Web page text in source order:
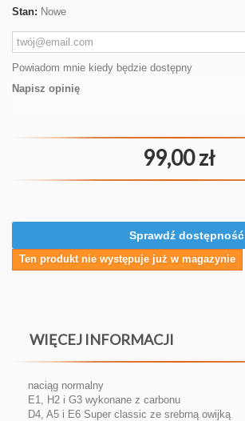
Stan: Nowe
Powiadom mnie kiedy będzie dostępny
Napisz opinię
99,00 zł
Sprawdź dostępność
Ten produkt nie występuje już w magazynie
WIĘCEJ INFORMACJI
naciąg normalny
E1, H2 i G3 wykonane z carbonu
D4, A5 i E6 Super classic ze srebrną owijką